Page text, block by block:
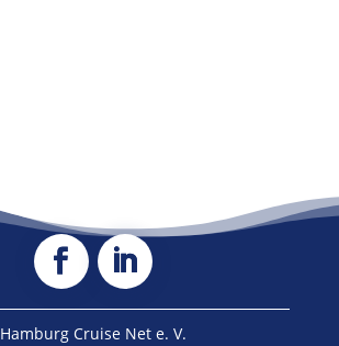
Hamburg Cruise Net e. V.